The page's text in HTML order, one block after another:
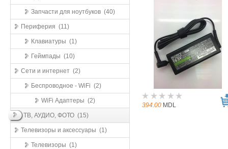
Запчасти для ноутбуков (40)
Периферия (11)
Клавиатуры (1)
Геймпады (10)
Сети и интернет (2)
Беспроводное - WiFi (2)
WiFi Адаптеры (2)
ТВ, АУДИО, ФОТО (15)
Телевизоры и аксессуары (1)
Телевизоры (1)
394.00 MDL